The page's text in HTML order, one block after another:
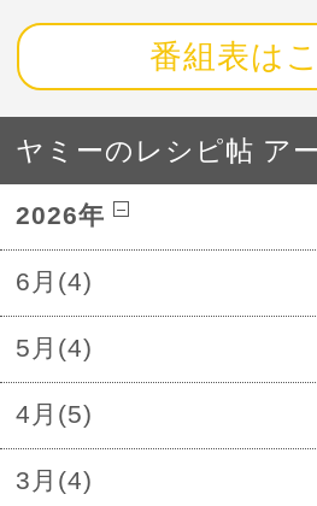
番組表は
ヤミーのレシピ帖 ア
2026年
6月(4)
5月(4)
4月(5)
3月(4)